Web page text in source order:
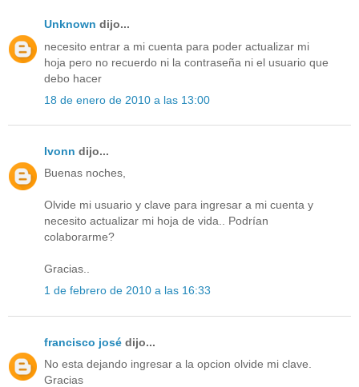
Unknown dijo...
necesito entrar a mi cuenta para poder actualizar mi
hoja pero no recuerdo ni la contraseña ni el usuario que
debo hacer
18 de enero de 2010 a las 13:00
Ivonn dijo...
Buenas noches,
Olvide mi usuario y clave para ingresar a mi cuenta y
necesito actualizar mi hoja de vida.. Podrían
colaborarme?
Gracias..
1 de febrero de 2010 a las 16:33
francisco josé dijo...
No esta dejando ingresar a la opcion olvide mi clave.
Gracias